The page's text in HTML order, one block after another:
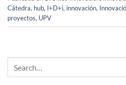
Cátedra, hub, I+D+i, innovación,
proyectos, UPV